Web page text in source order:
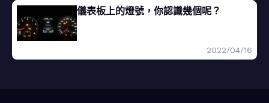
儀表板上的燈號，你認識幾個呢？
2022/04/16